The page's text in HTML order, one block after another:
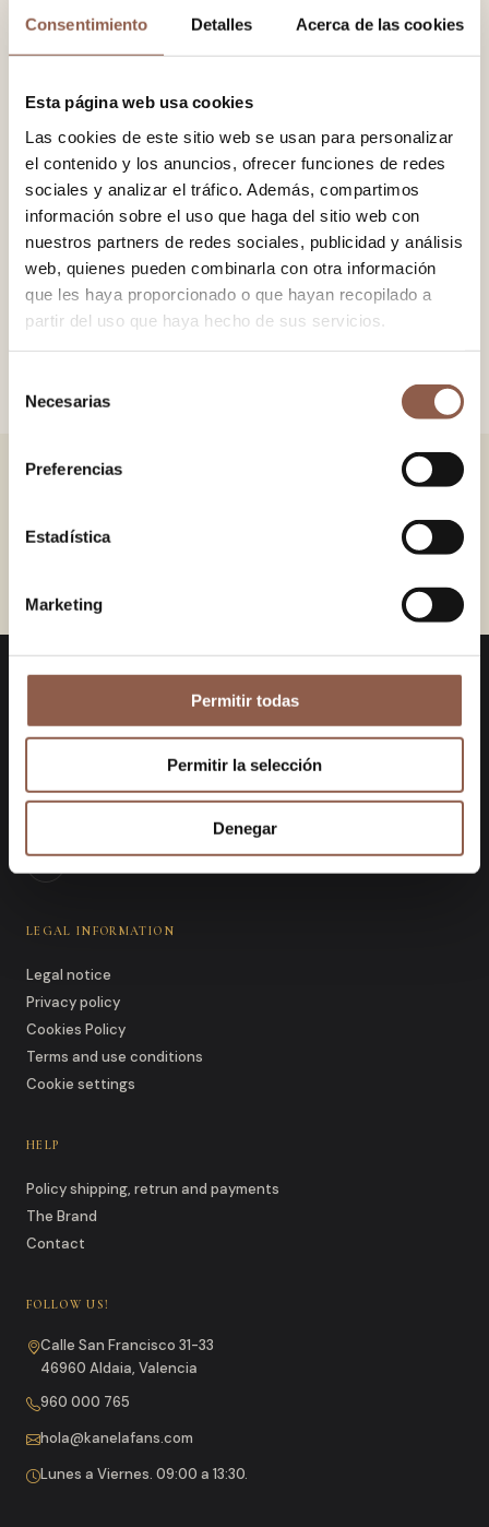
Consentimiento Detalles Acerca de las cookies
Esta página web usa cookies
Las cookies de este sitio web se usan para personalizar
el contenido y los anuncios, ofrecer funciones de redes
sociales y analizar el tráfico. Además, compartimos
información sobre el uso que haga del sitio web con
nuestros partners de redes sociales, publicidad y análisis
web, quienes pueden combinarla con otra información
que les haya proporcionado o que hayan recopilado a
partir del uso que haya hecho de sus servicios.
Necesarias
Preferencias
Estadística
Marketing
Permitir todas
Permitir la selección
Denegar
79.00 EUR
− +
Sipo wood fan. Laser-engraved design. 100% cotton fabric.
Chain and ring detail with cotton pompom. Bresca means
honeycomb and recalls the typical hexagonal pattern. Reixeta
with the soul of bresca.
SIZE 19×34 cm.
COMPASS
KanelaFans
Unique designs that merge traditional
aesthetics.
LEGAL INFORMATION
Legal notice
Privacy policy
Cookies Policy
Terms and use conditions
Cookie settings
HELP
Policy shipping, retrun and payments
The Brand
Contact
FOLLOW US!
Calle San Francisco 31-33
46960 Aldaia, Valencia
960 000 765
hola@kanelafans.com
Lunes a Viernes. 09:00 a 13:30.